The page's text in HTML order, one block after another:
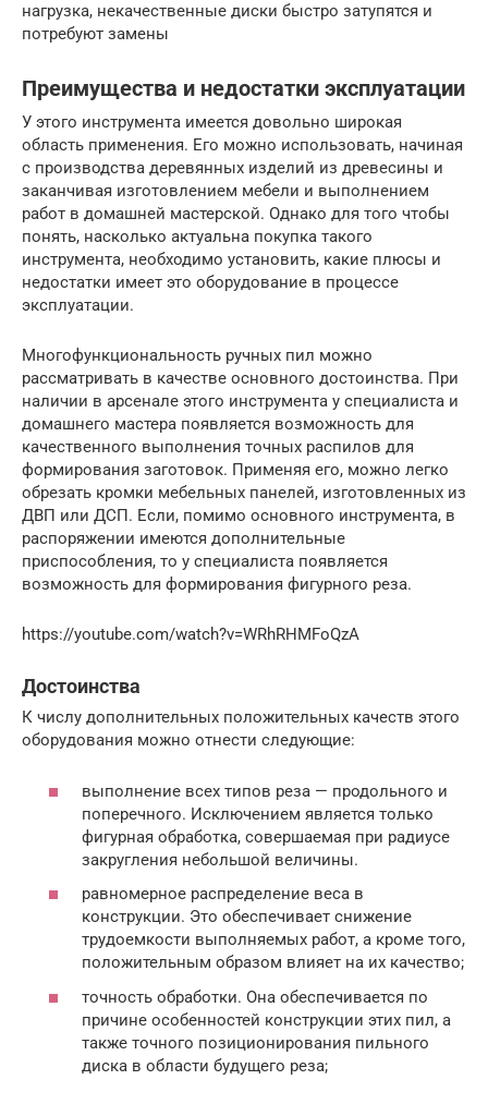
нагрузка, некачественные диски быстро затупятся и
потребуют замены
Преимущества и недостатки эксплуатации
У этого инструмента имеется довольно широкая
область применения. Его можно использовать, начиная
с производства деревянных изделий из древесины и
заканчивая изготовлением мебели и выполнением
работ в домашней мастерской. Однако для того чтобы
понять, насколько актуальна покупка такого
инструмента, необходимо установить, какие плюсы и
недостатки имеет это оборудование в процессе
эксплуатации.
Многофункциональность ручных пил можно
рассматривать в качестве основного достоинства. При
наличии в арсенале этого инструмента у специалиста и
домашнего мастера появляется возможность для
качественного выполнения точных распилов для
формирования заготовок. Применяя его, можно легко
обрезать кромки мебельных панелей, изготовленных из
ДВП или ДСП. Если, помимо основного инструмента, в
распоряжении имеются дополнительные
приспособления, то у специалиста появляется
возможность для формирования фигурного реза.
https://youtube.com/watch?v=WRhRHMFoQzA
Достоинства
К числу дополнительных положительных качеств этого
оборудования можно отнести следующие:
выполнение всех типов реза — продольного и
поперечного. Исключением является только
фигурная обработка, совершаемая при радиусе
закругления небольшой величины.
равномерное распределение веса в
конструкции. Это обеспечивает снижение
трудоемкости выполняемых работ, а кроме того,
положительным образом влияет на их качество;
точность обработки. Она обеспечивается по
причине особенностей конструкции этих пил, а
также точного позиционирования пильного
диска в области будущего реза;